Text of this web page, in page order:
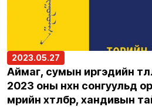
2023.05.27
Аймаг, сумын иргэдийн
2023 оны нөхөн сонгуульд
мөрийн хөтөлбөр, хандивын